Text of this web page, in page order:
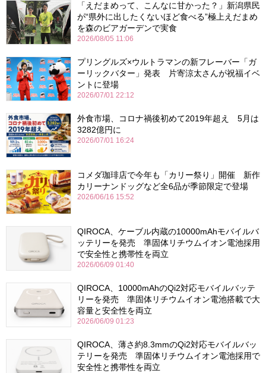
「えだまめって、こんなに甘かった？」新潟県民
が“県外に出したくないほど食べる”極上えだまめ
を森のビアガーデンで実食
2026/08/05 11:06
プリングルズ×ウルトラマンの新フレーバー「ガ
ーリックバター」発表 片寄涼太さんが祝福イベ
ントに登場
2026/07/01 22:12
外食市場、コロナ禍後初めて2019年超え 5月は
3282億円に
2026/07/01 16:24
コメダ珈琲店で今年も「カリー祭り」開催 新作
カリーナンドッグなど全6品が季節限定で登場
2026/06/16 15:52
QIROCA、ケーブル内蔵の10000mAhモバイルバ
ッテリーを発売 準固体リチウムイオン電池採用
で安全性と携帯性を両立
2026/06/09 01:40
QIROCA、10000mAhのQi2対応モバイルバッテ
リーを発売 準固体リチウムイオン電池搭載で大
容量と安全性を両立
2026/06/09 01:23
QIROCA、薄さ約8.3mmのQi2対応モバイルバッ
テリーを発売 準固体リチウムイオン電池採用で
安全性と携帯性を両立